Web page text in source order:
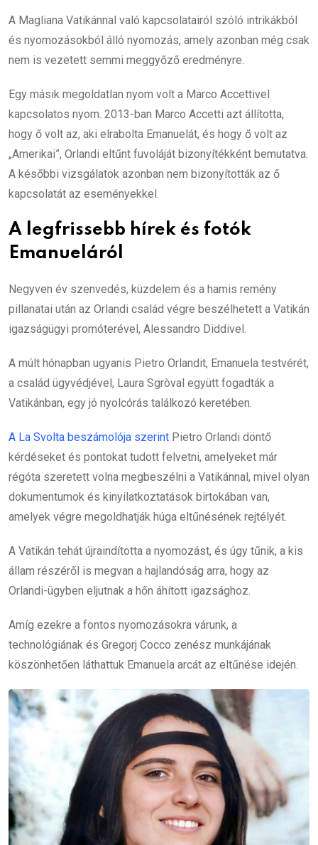
A Magliana Vatikánnal való kapcsolatairól szóló intrikákból
és nyomozásokból álló nyomozás, amely azonban még csak
nem is vezetett semmi meggyőző eredményre.
Egy másik megoldatlan nyom volt a Marco Accettivel
kapcsolatos nyom. 2013-ban Marco Accetti azt állította,
hogy ő volt az, aki elrabolta Emanuelát, és hogy ő volt az
„Amerikai”, Orlandi eltűnt fuvoláját bizonyítékként bemutatva.
A későbbi vizsgálatok azonban nem bizonyították az ő
kapcsolatát az eseményekkel.
A legfrissebb hírek és fotók
Emanueláról
Negyven év szenvedés, küzdelem és a hamis remény
pillanatai után az Orlandi család végre beszélhetett a Vatikán
igazságügyi promóterével, Alessandro Diddivel.
A múlt hónapban ugyanis Pietro Orlandit, Emanuela testvérét,
a család ügyvédjével, Laura Sgròval együtt fogadták a
Vatikánban, egy jó nyolcórás találkozó keretében.
A La Svolta beszámolója szerint Pietro Orlandi döntő
kérdéseket és pontokat tudott felvetni, amelyeket már
régóta szeretett volna megbeszélni a Vatikánnal, mivel olyan
dokumentumok és kinyilatkoztatások birtokában van,
amelyek végre megoldhatják húga eltűnésének rejtélyét.
A Vatikán tehát újraindította a nyomozást, és úgy tűnik, a kis
állam részéről is megvan a hajlandóság arra, hogy az
Orlandi-ügyben eljutnak a hőn áhított igazsághoz.
Amíg ezekre a fontos nyomozásokra várunk, a
technológiának és Gregorj Cocco zenész munkájának
köszönhetően láthattuk Emanuela arcát az eltűnése idején.